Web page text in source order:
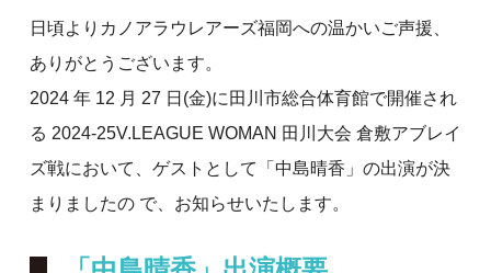
日頃よりカノアラウレアーズ福岡への温かいご声援、
ありがとうございます。
2024 年 12 月 27 日(金)に田川市総合体育館で開催され
る 2024-25V.LEAGUE WOMAN 田川大会 倉敷アブレイ
ズ戦において、ゲストとして「中島晴香」の出演が決
まりましたの で、お知らせいたします。